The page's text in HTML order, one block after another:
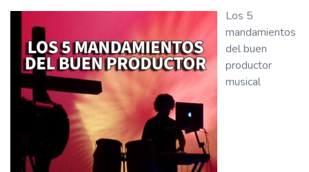
Los 5
mandamientos
del buen
productor
musical